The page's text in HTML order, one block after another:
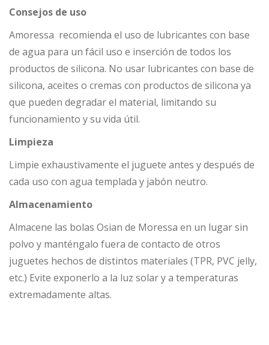
Consejos de uso
Amoressa recomienda el uso de lubricantes con base
de agua para un fácil uso e inserción de todos los
productos de silicona. No usar lubricantes con base de
silicona, aceites o cremas con productos de silicona ya
que pueden degradar el material, limitando su
funcionamiento y su vida útil.
Limpieza
Limpie exhaustivamente el juguete antes y después de
cada uso con agua templada y jabón neutro.
Almacenamiento
Almacene las bolas Osian de Moressa en un lugar sin
polvo y manténgalo fuera de contacto de otros
juguetes hechos de distintos materiales (TPR, PVC jelly,
etc.) Evite exponerlo a la luz solar y a temperaturas
extremadamente altas.